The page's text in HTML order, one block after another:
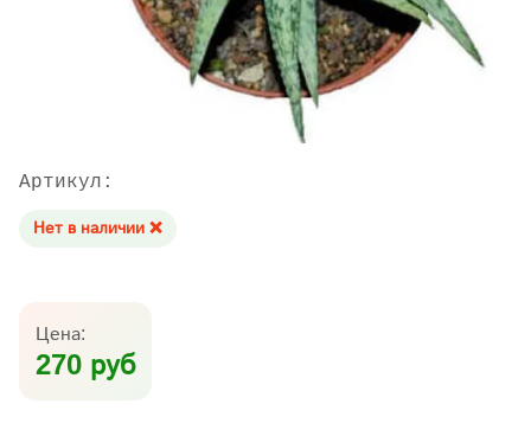
Артикул:
Нет в наличии ❌
Цена:
270 руб